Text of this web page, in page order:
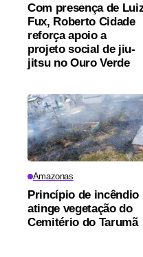
Com presença de
Fux, Roberto Cidade
reforça apoio a
projeto social de jiu-
jitsu no Ouro Verde
Amazonas
Princípio de incêndio
atinge vegetação do
Cemitério do Tarumã